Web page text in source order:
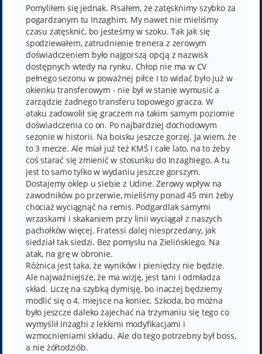
t
Pomyliłem się jednak. Pisałem, że zatęsknimy szybko za
pogardzanym tu Inzaghim. My nawet nie mieliśmy
czasu zatęsknić, bo jesteśmy w szoku. Tak jak się
spodziewałem, zatrudnienie trenera z zerowym
doświadczeniem było najgorszą opcją z nazwisk
dostępnych wtedy na rynku. Chłop nie ma w CV
pełnego sezonu w poważnej piłce I to widać było już w
okienku transferowym - nie był w stanie wymusić a
zarządzie żadnego transferu topowego gracza. W
ataku zadowolił się graczem na takim samym poziomie
doświadczenia co on. Po najbardziej dochodowym
sezonie w historii. Na boisku jeszcze gorzej. Ja wiem, że
to 3 mecze. Ale miał już też KMŚ I całe lato, na to żeby
coś starać się zmienić w stosunku do Inzaghiego. A tu
jest to samo tylko w wydaniu jeszcze gorszym.
Dostajemy oklep u siebie z Udine. Zerowy wpływ na
zawodników po przerwie, mieliśmy ponad 45 min żeby
chociaż wyciągnąć na remis. Podgardlak samymi
wrzaskami i skakaniem przy linii wyciągał z naszych
pachołków więcej. Fratessi dalej niesprzedany, jak
siedział tak siedzi. Bez pomysłu na Zielińskiego. Na
atak, na grę w obronie.
Różnica jest taka, że wyników i pieniędzy nie będzie.
Ale najważniejsze, że ma wizję, jest tani i odmładza
skład. Liczę na szybką dymisję, bo inaczej będziemy
modlić się o 4. miejsce na koniec. Szkoda, bo można
było jeszcze daleko zajechać na trzymaniu się tego co
wymyślił Inzaghi z lekkimi modyfikacjami i
wzmocnieniami składu. Ale do tego potrzebny był boss,
a nie żółtodziób.